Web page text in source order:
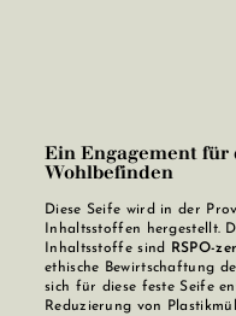
Ein Engagement
Wohlbefinden
Diese Seife wird in der
Inhaltsstoffen hergestellt.
Inhaltsstoffe sind
RSPO-
ethische Bewirtschaftung
sich für diese feste Seife
Reduzierung von